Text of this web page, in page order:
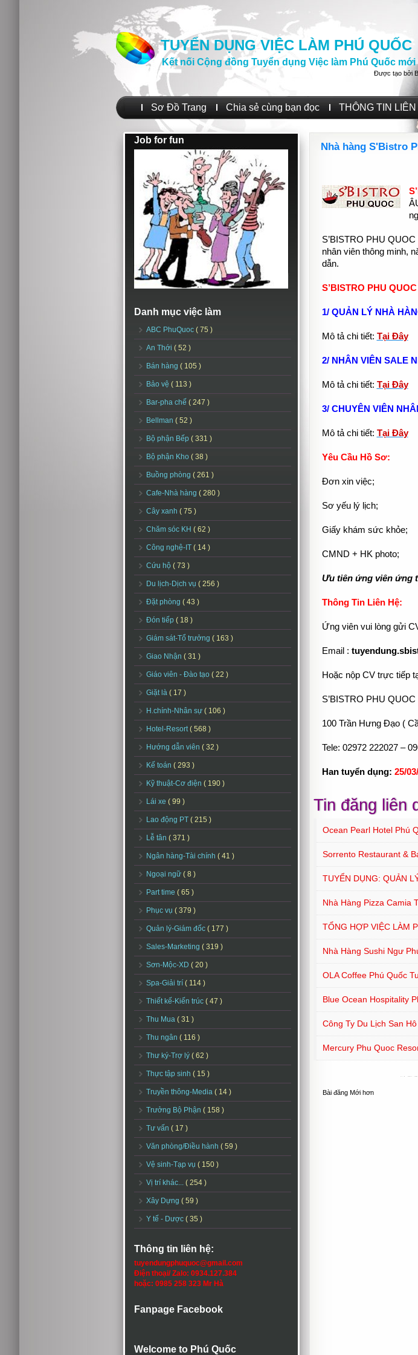
TUYỂN DỤNG VIỆC LÀM PHÚ QUỐC
Kết nối Cộng đồng Tuyển dụng Việc làm Phú Quốc mới
Được tạo bởi
Sơ Đồ Trang Chia sẻ cùng bạn đọc THÔNG TIN LIÊN
Job for fun
Danh mục việc làm
ABC PhuQuoc ( 75 )
An Thới ( 52 )
Bán hàng ( 105 )
Bảo vệ ( 113 )
Bar-pha chế ( 247 )
Bellman ( 52 )
Bộ phận Bếp ( 331 )
Bộ phận Kho ( 38 )
Buồng phòng ( 261 )
Cafe-Nhà hàng ( 280 )
Cây xanh ( 75 )
Chăm sóc KH ( 62 )
Công nghệ-IT ( 14 )
Cứu hộ ( 73 )
Du lịch-Dịch vụ ( 256 )
Đặt phòng ( 43 )
Đón tiếp ( 18 )
Giám sát-Tổ trưởng ( 163 )
Giao Nhận ( 31 )
Giáo viên - Đào tạo ( 22 )
Giặt là ( 17 )
H.chính-Nhân sự ( 106 )
Hotel-Resort( 568 )
Hướng dẫn viên ( 32 )
Kế toán ( 293 )
Kỹ thuật-Cơ điện ( 190 )
Lái xe ( 99 )
Lao động PT ( 215 )
Lễ tân ( 371 )
Ngân hàng-Tài chính ( 41 )
Ngoại ngữ ( 8 )
Part time ( 65 )
Phục vụ ( 379 )
Quản lý-Giám đốc ( 177 )
Sales-Marketing ( 319 )
Sơn-Mộc-XD ( 20 )
Spa-Giải trí ( 114 )
Thiết kế-Kiến trúc ( 47 )
Thu Mua ( 31 )
Thu ngân ( 116 )
Thư ký-Trợ lý ( 62 )
Thực tập sinh ( 15 )
Truyền thông-Media ( 14 )
Trưởng Bộ Phận ( 158 )
Tư vấn ( 17 )
Văn phòng/Điều hành ( 59 )
Vệ sinh-Tạp vụ ( 150 )
Vị trí khác... ( 254 )
Xây Dựng ( 59 )
Y tế - Dược ( 35 )
Thông tin liên hệ:
tuyendungphuquoc@gmail.com
Điện thoại/ Zalo: 0934.127.384
hoặc: 0985 258 323 Mr Hà
Fanpage Facebook
Welcome to Phú Quốc
Nhà hàng S'Bistro
S’BISTRO PHU
nhân viên thông minh,
dẫn.
S’BISTRO PHU
1/ QUẢN LÝ NHÀ
Mô tả chi tiết: Tại Đây
2/ NHÂN VIÊN SALE
Mô tả chi tiết: Tại Đây
3/ CHUYÊN VIÊN
Mô tả chi tiết: Tại Đây
Yêu Cầu Hồ Sơ:
Đơn xin việc;
Sơ yếu lý lịch;
Giấy khám sức khỏe;
CMND + HK photo;
Ưu tiên ứng viên ứng
Thông Tin Liên Hệ:
Ứng viên vui lòng gửi
Email :
Hoặc nộp CV trực tiếp
S’BISTRO PHU QUOC
100 Trần Hưng Đạo (
Tele: 02972 222027 –
Han tuyển dụng: 25/
Tin đăng liên
Ocean Pearl Hotel Phú
Sorrento Restaurant &
TUYỂN DỤNG: QUẢN
Nhà Hàng Pizza Camia
TỔNG HỢP VIỆC LÀM
Nhà Hàng Sushi Ngư
OLA Coffee Phú Quốc
Blue Ocean Hospitality
Công Ty Du Lịch San
Mercury Phu Quoc
Bài đăng Mới hơn